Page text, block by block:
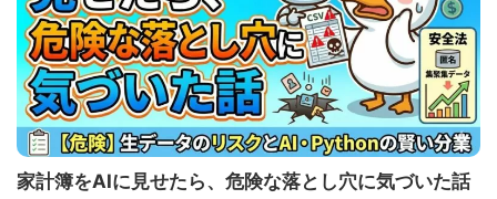
家計簿をAIに見せたら、危険な落とし穴に気づいた話